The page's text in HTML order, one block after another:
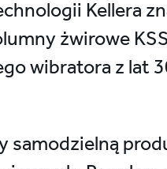
Kellera
żwirowe
wibratora z lat
samodzielną